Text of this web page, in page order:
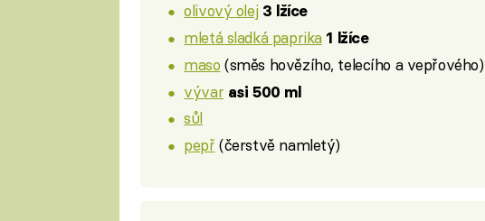
olivový olej 3 lžíce
mletá sladká paprika 1 lžíce
maso (směs hovězího, telecího a vepřového)
vývar asi 500 ml
sůl
pepř (čerstvě namletý)